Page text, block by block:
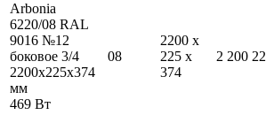
Arbonia
6220/08 RAL
9016 №12
боковое 3/4
2200x225x374
мм
469 Вт
08
2200 x
225 x
374
2 200